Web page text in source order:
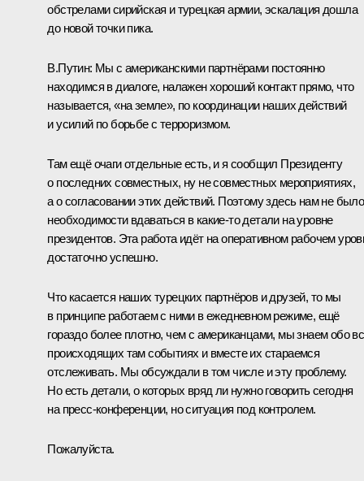
обстрелами сирийская и турецкая армии, эскалация дошла
до новой точки пика.
В.Путин: Мы с американскими партнёрами постоянно
находимся в диалоге, налажен хороший контакт прямо, что
называется, «на земле», по координации наших действий
и усилий по борьбе с терроризмом.
Там ещё очаги отдельные есть, и я сообщил Президенту
о последних совместных, ну не совместных мероприятиях,
а о согласовании этих действий. Поэтому здесь нам не было
необходимости вдаваться в какие‑то детали на уровне
президентов. Эта работа идёт на оперативном рабочем
достаточно успешно.
Что касается наших турецких партнёров и друзей, то мы
в принципе работаем с ними в ежедневном режиме, ещё
гораздо более плотно, чем с американцами, мы знаем обо
происходящих там событиях и вместе их стараемся
отслеживать. Мы обсуждали в том числе и эту проблему.
Но есть детали, о которых вряд ли нужно говорить сегодня
на пресс‑конференции, но ситуация под контролем.
Пожалуйста.